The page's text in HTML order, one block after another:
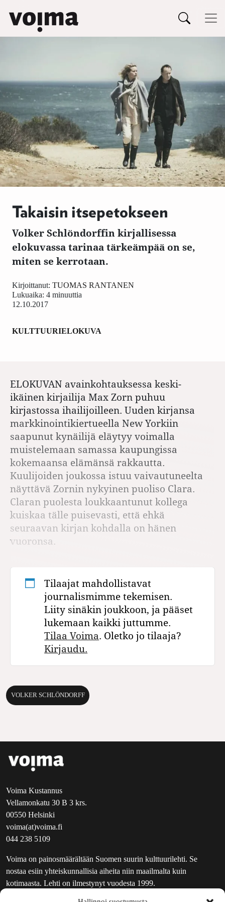
Siirry sisältöön
Päävalikko
Takaisin itsepetokseen
Volker Schlöndorffin kirjallisessa
elokuvassa tarinaa tärkeämpää on se,
miten se kerrotaan.
12.10.2017
Kirjoittanut: TUOMAS RANTANEN
Lukuaika: 4 minuuttia
KULTTUURIELOKUVA
ELOKUVAN avainkohtauksessa keski-
ikäinen kirjailija Max Zorn puhuu
kirjastossa ihailijoilleen. Uuden kirjansa
markkinointikiertueella New Yorkiin
saapunut kynäilijä eläytyy voimalla
muistelemaan samassa kaupungissa
kokemaansa elämänsä rakkautta.
Kuulijoiden joukossa istuu vaivautuneelta
näyttävä Zornin nykyinen puoliso Clara.
Claran puolesta loukkaantunut kollega
kuiskaa tälle puisevasti, että ehkä
seuraavan kirjan kohdalla on hänen
vuoronsa.
Tilaajat mahdollistavat
journalismimme tekemisen.
Liity sinäkin joukkoon, ja pääset
lukemaan kaikki juttumme.
Tilaa Voima. Oletko jo tilaaja?
Kirjaudu.
VOLKER SCHLÖNDORFF
Voima Kustannus
Vellamonkatu 30 B 3 krs.
00550 Helsinki
voima(at)voima.fi
044 238 5109
Voima on painosmäärältään Suomen suurin kulttuurilehti. Se
nostaa esiin yhteiskunnallisia aiheita niin maailmalta kuin
kotimaasta. Lehti on ilmestynyt vuodesta 1999.